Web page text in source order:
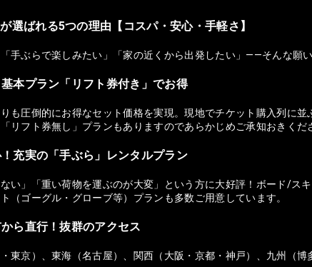
選ばれる5つの理由【コスパ・安心・手軽さ】
「手ぶらで楽しみたい」「家の近くから出発したい」——そんな願
本プラン「リフト券付き」でお得
も圧倒的にお得なセット価格を実現。現地でチケット購入列に
リフト券無し」プランもありますのであらかじめご承知おきくだ
充実の「手ぶら」レンタルプラン
ない」「重い荷物を運ぶのが大変」という方に大好評！ボード/
（ゴーグル・グローブ等）プランも多数ご用意しています。
ら直行！抜群のアクセス
東京）、東海（名古屋）、関西（大阪・京都・神戸）、九州（